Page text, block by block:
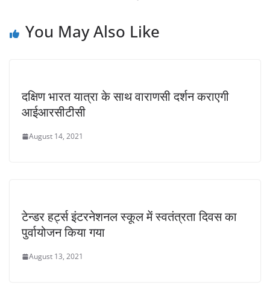
You May Also Like
दक्षिण भारत यात्रा के साथ वाराणसी दर्शन कराएगी
आईआरसीटीसी
August 14, 2021
टेन्डर हर्ट्स इंटरनेशनल स्कूल में स्वतंत्रता दिवस का
पुर्वायोजन किया गया
August 13, 2021